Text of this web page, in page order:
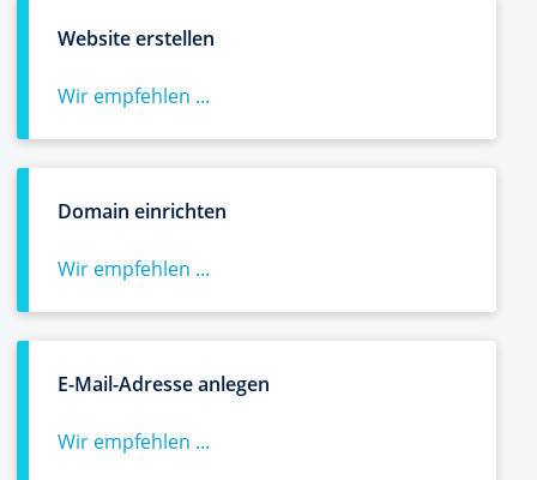
Website erstellen
Wir empfehlen ...
Domain einrichten
Wir empfehlen ...
E-Mail-Adresse anlegen
Wir empfehlen ...